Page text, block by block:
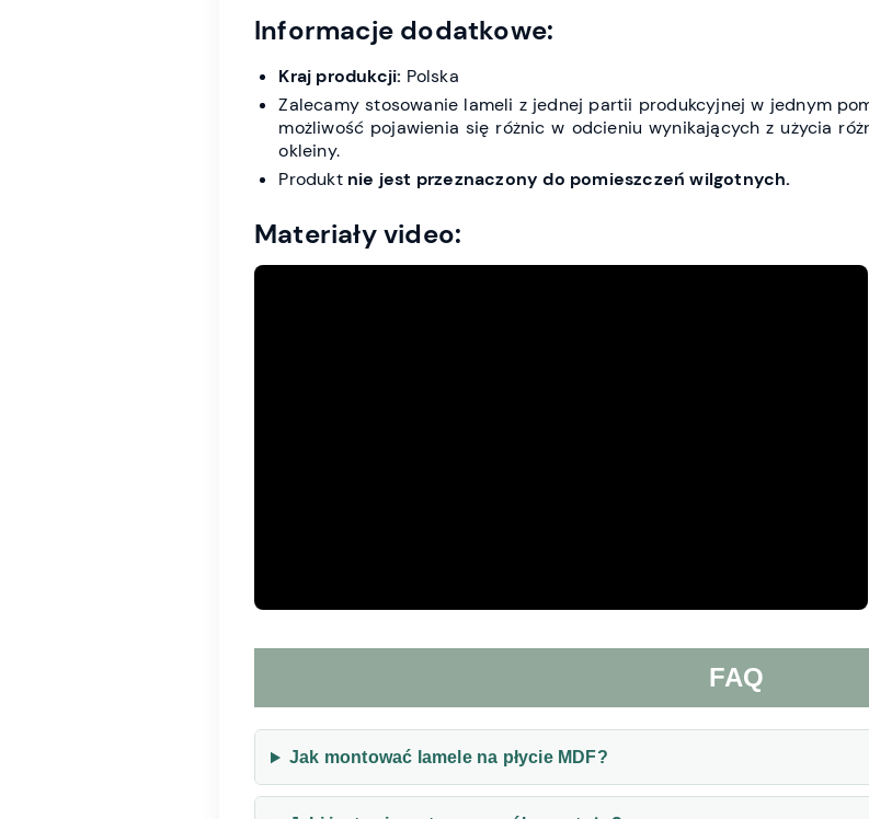
Informacje dodatkowe:
Kraj produkcji: Polska
Zalecamy stosowanie lameli z jednej partii produkcyjnej w jednym
możliwość pojawienia się różnic w odcieniu wynikających z użycia
okleiny.
Produkt nie jest przeznaczony do pomieszczeń wilgotnych.
Materiały video:
FAQ
Jak montować lamele na płycie MDF?